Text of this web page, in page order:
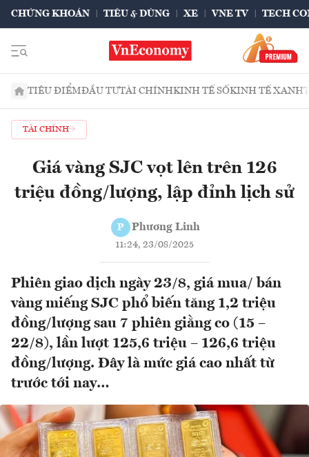
CHỨNG KHOÁN TIÊU & DÙNG XE VNE TV TECH
TIÊU ĐIỂMĐẦU TƯTÀI CHÍNHKINH TẾ SỐKINH TẾ XANH
TÀI CHÍNH
Giá vàng SJC vọt lên trên 126
triệu đồng/lượng, lập đỉnh lịch sử
P Phương Linh
11:24, 23/08/2025
Phiên giao dịch ngày 23/8, giá mua/ bán
vàng miếng SJC phổ biến tăng 1,2 triệu
đồng/lượng sau 7 phiên giằng co (15 –
22/8), lần lượt 125,6 triệu – 126,6 triệu
đồng/lượng. Đây là mức giá cao nhất từ
trước tới nay…